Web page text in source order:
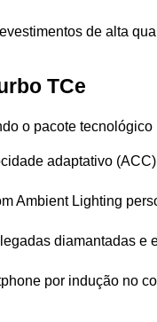
de alta
TCe
o pacote
adaptativo
Ambient Lighting
diamantadas e
por indução no